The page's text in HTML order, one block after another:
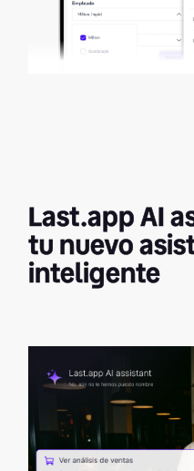
Last.app AI
tu nuevo
inteligente